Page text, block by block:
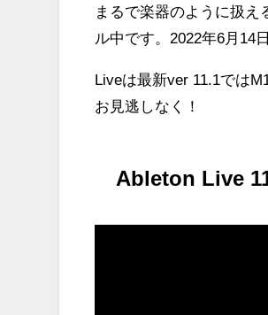
まるで楽器のように扱え
ル中です。2022年6月14
Liveは最新ver 11.1では
お見逃しなく！
Ableton Live